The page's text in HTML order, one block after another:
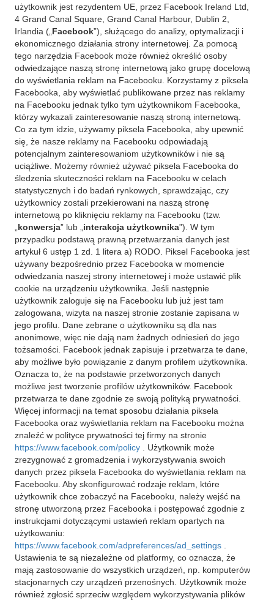
użytkownik jest rezydentem UE, przez Facebook Ireland Ltd,
4 Grand Canal Square, Grand Canal Harbour, Dublin 2,
Irlandia („ Facebook”), służącego do analizy, optymalizacji i
ekonomicznego działania strony internetowej. Za pomocą
tego narzędzia Facebook może również określić osoby
odwiedzające naszą stronę internetową jako grupę docelową
do wyświetlania reklam na Facebooku. Korzystamy z piksela
Facebooka, aby wyświetlać publikowane przez nas reklamy
na Facebooku jednak tylko tym użytkownikom Facebooka,
którzy wykazali zainteresowanie naszą stroną internetową.
Co za tym idzie, używamy piksela Facebooka, aby upewnić
się, że nasze reklamy na Facebooku odpowiadają
potencjalnym zainteresowaniom użytkowników i nie są
uciążliwe. Możemy również używać piksela Facebooka do
śledzenia skuteczności reklam na Facebooku w celach
statystycznych i do badań rynkowych, sprawdzając, czy
użytkownicy zostali przekierowani na naszą stronę
internetową po kliknięciu reklamy na Facebooku (tzw.
konwersja” lub „ interakcja użytkownika”). W tym
przypadku podstawą prawną przetwarzania danych jest
artykuł 6 ustęp 1 zd. 1 litera a) RODO. Piksel Facebooka jest
używany bezpośrednio przez Facebooka w momencie
odwiedzania naszej strony internetowej i może ustawić plik
cookie na urządzeniu użytkownika. Jeśli następnie
użytkownik zaloguje się na Facebooku lub już jest tam
zalogowana, wizyta na naszej stronie zostanie zapisana w
jego profilu. Dane zebrane o użytkowniku są dla nas
anonimowe, więc nie dają nam żadnych odniesień do jego
tożsamości. Facebook jednak zapisuje i przetwarza te dane,
aby możliwe było powiązanie z danym profilem użytkownika.
Oznacza to, że na podstawie przetworzonych danych
możliwe jest tworzenie profilów użytkowników. Facebook
przetwarza te dane zgodnie ze swoją polityką prywatności.
Więcej informacji na temat sposobu działania piksela
Facebooka oraz wyświetlania reklam na Facebooku można
znaleźć w polityce prywatności tej firmy na stronie
https://www.facebook.com/policy
. Użytkownik może
zrezygnować z gromadzenia i wykorzystywania swoich
danych przez piksela Facebooka do wyświetlania reklam na
Facebooku. Aby skonfigurować rodzaje reklam, które
użytkownik chce zobaczyć na Facebooku, należy wejść na
stronę utworzoną przez Facebooka i postępować zgodnie z
instrukcjami dotyczącymi ustawień reklam opartych na
użytkowaniu:
https://www.facebook.com/adpreferences/ad_settings
Ustawienia te są niezależne od platformy, co oznacza, że
mają zastosowanie do wszystkich urządzeń, np. komputerów
stacjonarnych czy urządzeń przenośnych. Użytkownik może
również zgłosić sprzeciw względem wykorzystywania plików